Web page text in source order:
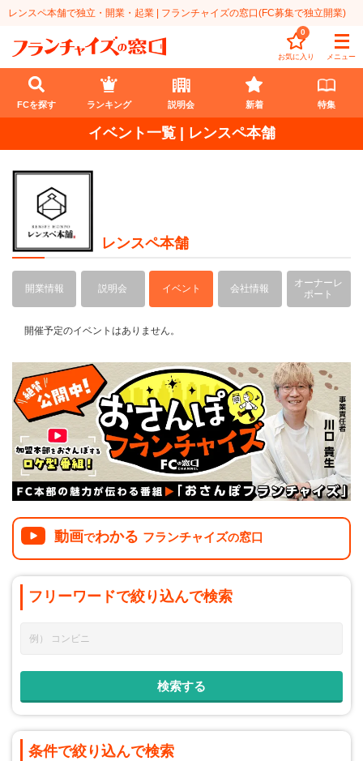
レンスペ本舗で独立・開業・起業 | フランチャイズの窓口(FC募集で独立開業)
お気に入り
0
メニュー
FCを探す
業種
代理店業
教育・保育業
飲食・菓子業
サービス業
小売業
介護・福祉業
美容・健康業
海外FC本部
インターン独立・社員募集
開業資金
1円〜100万円
101万円～300万円
301万円～500万円
501万円～1000万円
1001万円以上
エリア
北海道
東北
甲信越・北陸
関東
東海
近畿
四国
中国
ランキング
総合ランキング
介護
塾
飲食
リペアクリーニング
100万以下で開業
夫婦で開業
法人様オススメ
副業・サイドビジネス
週間ランキング
説明会
イベント
お役立ち情報コラム
会員登録 ログイン
FCを探す ランキング 説明会 新着 特集
イベント一覧 | レンスペ本舗
レンスペ本舗
開業情報 説明会 イベント 会社情報
オーナーレ
ポート
開催予定のイベントはありません。
動画でわかる フランチャイズの窓口
フリーワードで絞り込んで検索
条件で絞り込んで検索